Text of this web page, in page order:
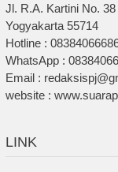
Jl. R.A. Kartini No.
Yogyakarta 55714
Hotline :
WhatsApp :
Email :
website :
LINK